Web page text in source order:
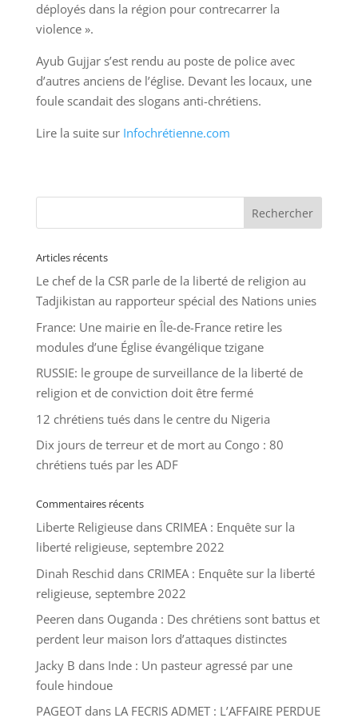
déployés dans la région pour contrecarrer la
violence ».
Ayub Gujjar s’est rendu au poste de police avec
d’autres anciens de l’église. Devant les locaux, une
foule scandait des slogans anti-chrétiens.
Lire la suite sur Infochrétienne.com
Articles récents
Le chef de la CSR parle de la liberté de religion au
Tadjikistan au rapporteur spécial des Nations unies
France: Une mairie en Île-de-France retire les
modules d’une Église évangélique tzigane
RUSSIE: le groupe de surveillance de la liberté de
religion et de conviction doit être fermé
12 chrétiens tués dans le centre du Nigeria
Dix jours de terreur et de mort au Congo : 80
chrétiens tués par les ADF
Commentaires récents
Liberte Religieusedans CRIMEA : Enquête sur la
liberté religieuse, septembre 2022
Dinah Reschid dans CRIMEA : Enquête sur la liberté
religieuse, septembre 2022
Peeren dans Ouganda : Des chrétiens sont battus et
perdent leur maison lors d’attaques distinctes
Jacky B dans Inde : Un pasteur agressé par une
foule hindoue
PAGEOTdans LA FECRIS ADMET : L’AFFAIRE PERDUE